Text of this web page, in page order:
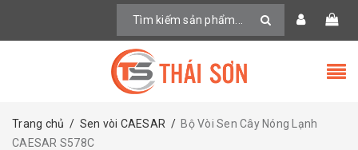
Trang chủ / Sen vòi CAESAR / Bộ Vòi Sen Cây Nóng Lạnh
CAESAR S578C